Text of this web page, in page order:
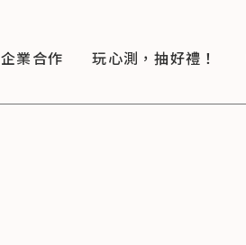
企業合作 玩心測，抽好禮！